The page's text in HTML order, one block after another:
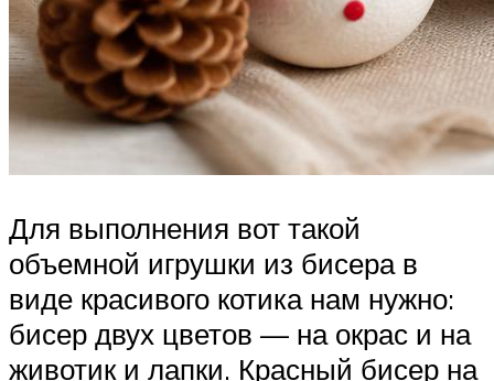
Для выполнения вот такой
объемной игрушки из бисера в
виде красивого котика нам нужно:
бисер двух цветов — на окрас и на
животик и лапки. Красный бисер на